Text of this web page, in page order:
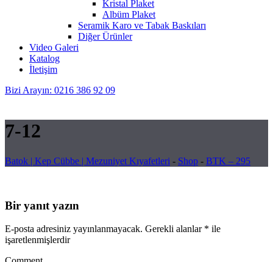
Kristal Plaket
Albüm Plaket
Seramik Karo ve Tabak Baskıları
Diğer Ürünler
Video Galeri
Katalog
İletişim
Bizi Arayın: 0216 386 92 09
7-12
Batok | Kep Cübbe | Mezuniyet Kıyafetleri - Shop - BTK – 295
Bir yanıt yazın
E-posta adresiniz yayınlanmayacak. Gerekli alanlar * ile
işaretlenmişlerdir